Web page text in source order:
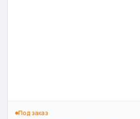
Под заказ